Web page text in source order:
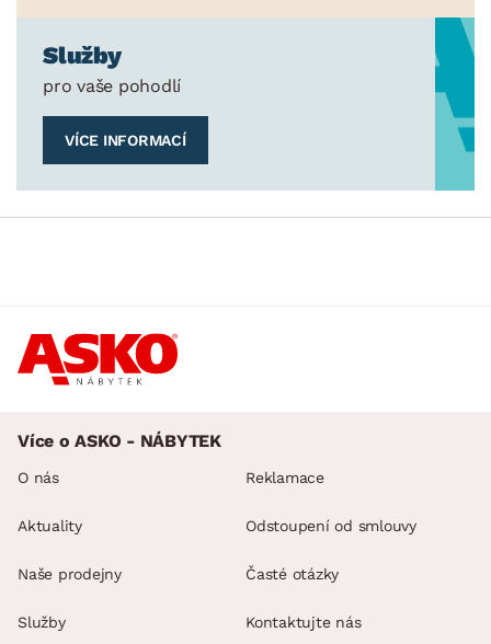
Služby
pro vaše pohodlí
VÍCE INFORMACÍ
Více o ASKO - NÁBYTEK
O nás
Aktuality
Naše prodejny
Služby
Reklamace
Odstoupení od smlouvy
Časté otázky
Kontaktujte nás